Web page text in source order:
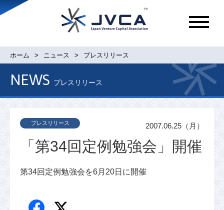
メ
ュ
ホーム ニュース プレスリリース
NEWS プレスリリース
「第34回定例勉強会」開催
プレスリリース 2007.06.25（月）
第34回定例勉強会を6月20日に開催